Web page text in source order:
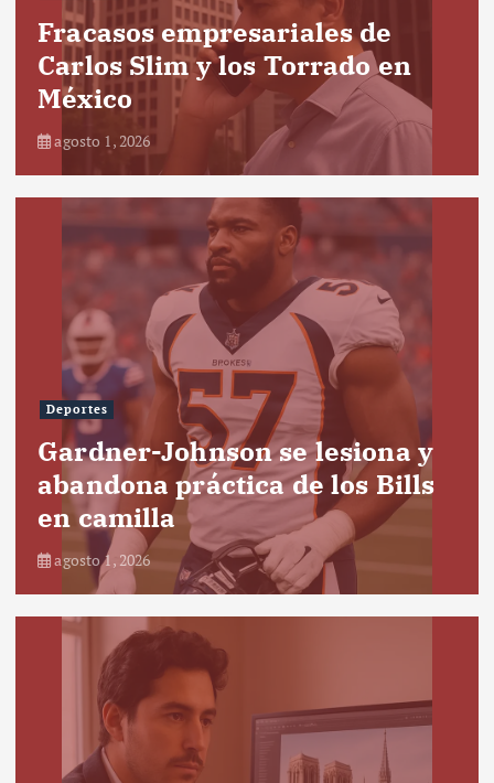
Fracasos empresariales de
Carlos Slim y los Torrado en
México
agosto 1, 2026
Deportes
Gardner-Johnson se lesiona y
abandona práctica de los Bills
en camilla
agosto 1, 2026